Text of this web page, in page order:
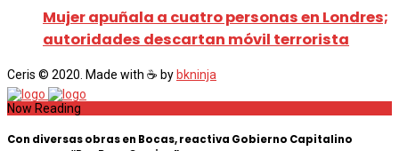
Mujer apuñala a cuatro personas en Londres;
autoridades descartan móvil terrorista
Ceris © 2020. Made with ☕ by bkninja
Now Reading
Con diversas obras en Bocas, reactiva Gobierno Capitalino